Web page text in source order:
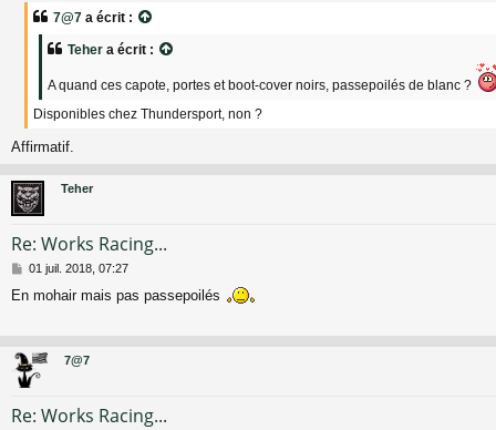
7@7 a écrit :
Teher a écrit :
A quand ces capote, portes et boot-cover noirs, passepoilés de blanc ?
Disponibles chez Thundersport, non ?
Affirmatif.
Teher
Re: Works Racing...
M
s
e
01 juil. 2018, 07:27
En mohair mais pas passepoilés
7@7
Re: Works Racing...